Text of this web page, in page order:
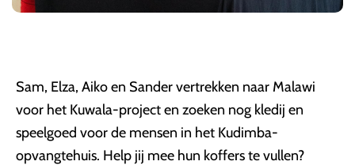
Sam, Elza, Aiko en Sander vertrekken naar Malawi
voor het Kuwala-project en zoeken nog kledij en
speelgoed voor de mensen in het Kudimba-
opvangtehuis. Help jij mee hun koffers te vullen?